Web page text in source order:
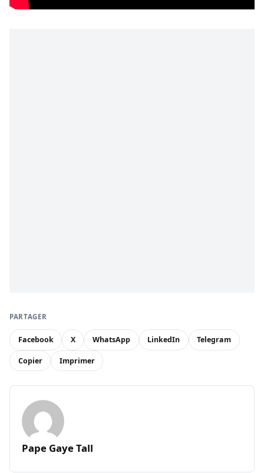
PARTAGER
Facebook X WhatsApp LinkedIn Telegram
Copier Imprimer
Pape Gaye Tall